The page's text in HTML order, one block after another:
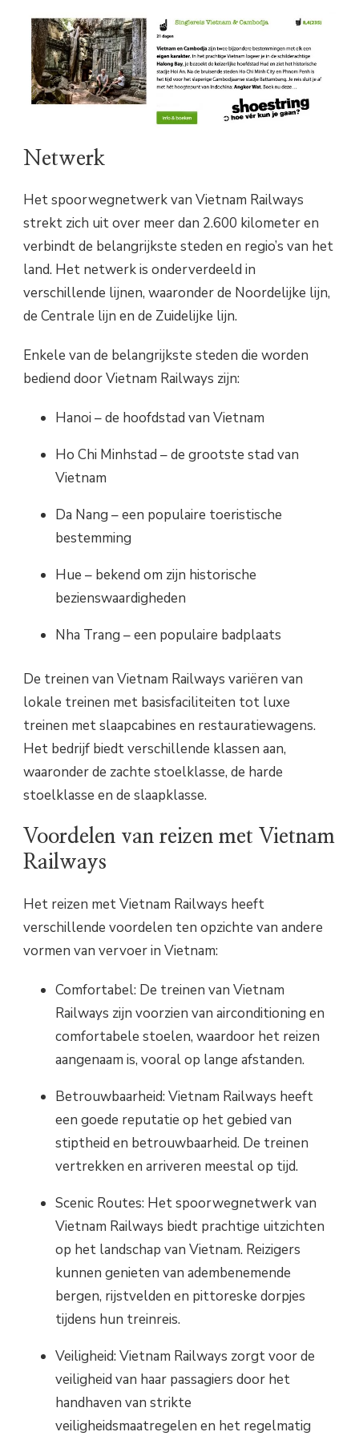
Netwerk
Het spoorwegnetwerk van Vietnam Railways
strekt zich uit over meer dan 2.600 kilometer en
verbindt de belangrijkste steden en regio’s van het
land. Het netwerk is onderverdeeld in
verschillende lijnen, waaronder de Noordelijke lijn,
de Centrale lijn en de Zuidelijke lijn.
Enkele van de belangrijkste steden die worden
bediend door Vietnam Railways zijn:
Hanoi – de hoofdstad van Vietnam
Ho Chi Minhstad – de grootste stad van
Vietnam
Da Nang – een populaire toeristische
bestemming
Hue – bekend om zijn historische
bezienswaardigheden
Nha Trang – een populaire badplaats
De treinen van Vietnam Railways variëren van
lokale treinen met basisfaciliteiten tot luxe
treinen met slaapcabines en restauratiewagens.
Het bedrijf biedt verschillende klassen aan,
waaronder de zachte stoelklasse, de harde
stoelklasse en de slaapklasse.
Voordelen van reizen met Vietnam
Railways
Het reizen met Vietnam Railways heeft
verschillende voordelen ten opzichte van andere
vormen van vervoer in Vietnam:
Comfortabel: De treinen van Vietnam
Railways zijn voorzien van airconditioning en
comfortabele stoelen, waardoor het reizen
aangenaam is, vooral op lange afstanden.
Betrouwbaarheid: Vietnam Railways heeft
een goede reputatie op het gebied van
stiptheid en betrouwbaarheid. De treinen
vertrekken en arriveren meestal op tijd.
Scenic Routes: Het spoorwegnetwerk van
Vietnam Railways biedt prachtige uitzichten
op het landschap van Vietnam. Reizigers
kunnen genieten van adembenemende
bergen, rijstvelden en pittoreske dorpjes
tijdens hun treinreis.
Veiligheid: Vietnam Railways zorgt voor de
veiligheid van haar passagiers door het
handhaven van strikte
veiligheidsmaatregelen en het regelmatig